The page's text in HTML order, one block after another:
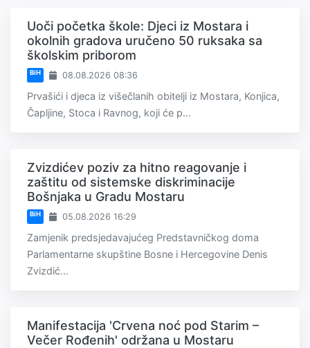
Uoči početka škole: Djeci iz Mostara i
okolnih gradova uručeno 50 ruksaka sa
školskim priborom
BiH 08.08.2026 08:36
Prvašići i djeca iz višečlanih obitelji iz Mostara, Konjica,
Čapljine, Stoca i Ravnog, koji će p...
Zvizdićev poziv za hitno reagovanje i
zaštitu od sistemske diskriminacije
Bošnjaka u Gradu Mostaru
BiH 05.08.2026 16:29
Zamjenik predsjedavajućeg Predstavničkog doma
Parlamentarne skupštine Bosne i Hercegovine Denis
Zvizdić...
Manifestacija 'Crvena noć pod Starim –
Večer Rođenih' održana u Mostaru